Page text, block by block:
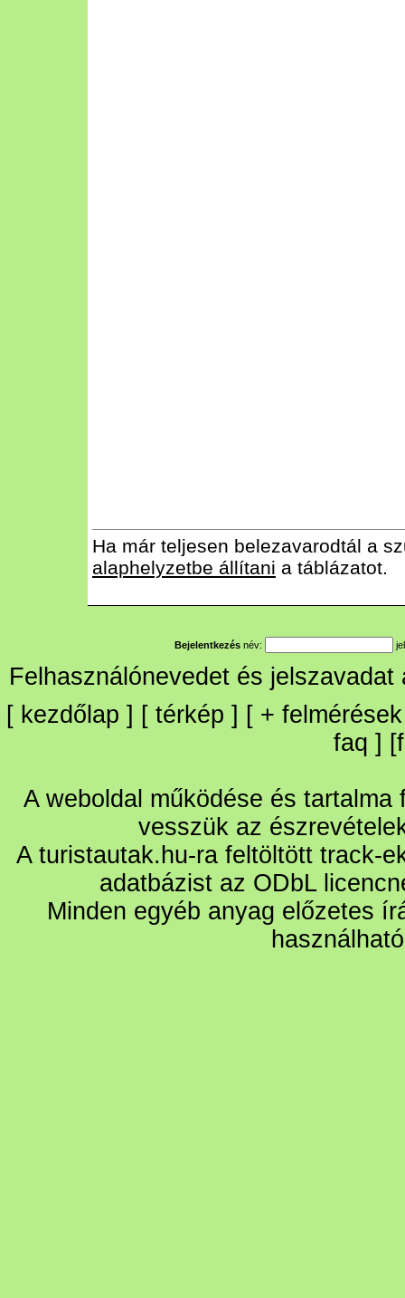
Ha már teljesen belezavarodtál a
alaphelyzetbe állítani a táblázatot.
Bejelentkezés név:
Felhasználónevedet és
[ kezdőlap ] [ térkép ] [ + felmérések
faq ] [
A weboldal működése és
vesszük az
A turistautak.hu-ra feltöltött track-
adatbázist az ODbL
Minden egyéb anyag előzetes